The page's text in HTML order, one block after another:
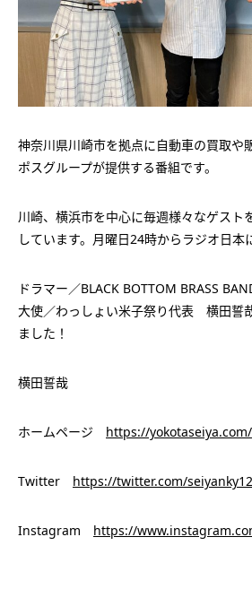
神奈川県川崎市を拠点に自動車の買取や
ポスグループが提供する番組です。
川崎、横浜市を中心に毎週様々なゲスト
しています。月曜日24時からラジオ日本
ドラマー／BLACK BOTTOM BRASS
大使／わっしょい米子祭り代表 横田誓
ました！
横田誓哉
ホームページ https://yokotaseiya.com/
Twitter https://twitter.com/seiyanky12
Instagram https://